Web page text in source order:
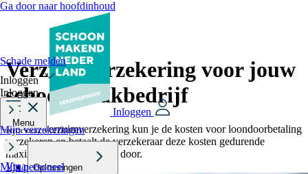
Ga door naar hoofdinhoud
Menu
Inloggen
Oplossingen
Schade melden
Inloggen
Inloggen
Mijn verzekeringen
Mijn personeel
Verzuimverzekering voorjouw
schoonmaakbedrijf
Met een verzuimverzekering kun je de kosten voor loondoorbetaling
verzekeren en betaalt de verzekeraar deze kosten gedurende
maximaal twee jaar aan je door.
Vraag nu een offerte aan